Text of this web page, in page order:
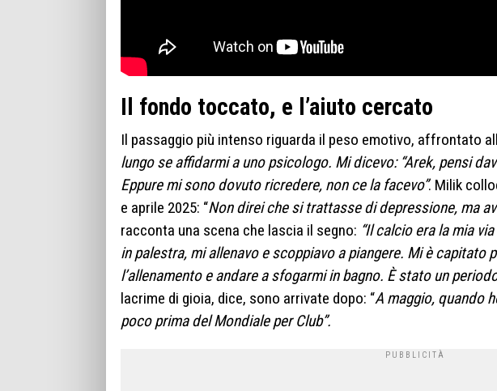
Il fondo toccato, e l’aiuto cercato
Il passaggio più intenso riguarda il peso emotivo, affrontato
lungo se affidarmi a uno psicologo. Mi dicevo: “Arek, pensi
Eppure mi sono dovuto ricredere, non ce la facevo”. Milik
e aprile 2025: “Non direi che si trattasse di depressione, ma
racconta una scena che lascia il segno: “Il calcio era la mia
in palestra, mi allenavo e scoppiavo a piangere. Mi è capitato
l’allenamento e andare a sfogarmi in bagno. È stato un
lacrime di gioia, dice, sono arrivate dopo: “A maggio, quando
poco prima del Mondiale per Club”.